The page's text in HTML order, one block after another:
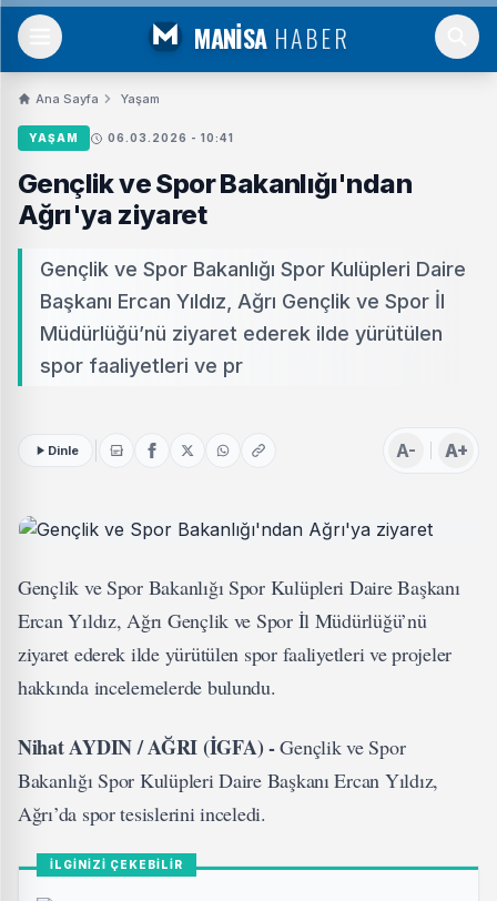
MANİSA HABER
Ana Sayfa Yaşam
YAŞAM 06.03.2026 - 10:41
Gençlik ve Spor Bakanlığı'ndan
Ağrı'ya ziyaret
Gençlik ve Spor Bakanlığı Spor Kulüpleri Daire
Başkanı Ercan Yıldız, Ağrı Gençlik ve Spor İl
Müdürlüğü’nü ziyaret ederek ilde yürütülen
spor faaliyetleri ve pr
Dinle A- A+
Gençlik ve Spor Bakanlığı Spor Kulüpleri Daire Başkanı
Ercan Yıldız, Ağrı Gençlik ve Spor İl Müdürlüğü’nü
ziyaret ederek ilde yürütülen spor faaliyetleri ve projeler
hakkında incelemelerde bulundu.
Nihat AYDIN / AĞRI (İGFA) -Gençlik ve Spor
Bakanlığı Spor Kulüpleri Daire Başkanı Ercan Yıldız,
Ağrı’da spor tesislerini inceledi.
İLGİNİZİ ÇEKEBİLİR